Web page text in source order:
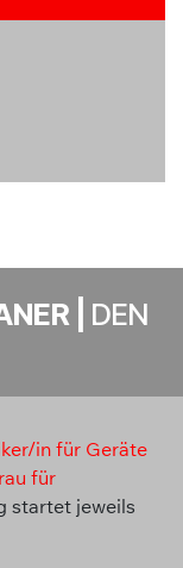
| DEN
in für Geräte
für
startet jeweils